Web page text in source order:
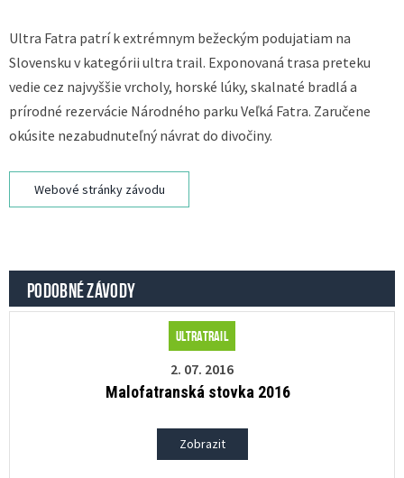
Ultra Fatra patrí k extrémnym bežeckým podujatiam na
Slovensku v kategórii ultra trail. Exponovaná trasa preteku
vedie cez najvyššie vrcholy, horské lúky, skalnaté bradlá a
prírodné rezervácie Národného parku Veľká Fatra. Zaručene
okúsite nezabudnuteľný návrat do divočiny.
Webové stránky závodu
PODOBNÉ ZÁVODY
Ultratrail
2. 07. 2016
Malofatranská stovka 2016
Zobrazit